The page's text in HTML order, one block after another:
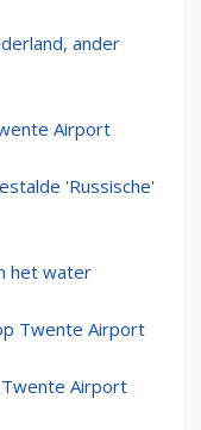
ander
Airport
'Russische'
het water
Twente Airport
Twente Airport